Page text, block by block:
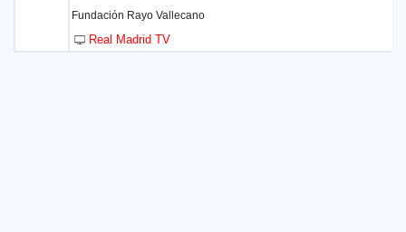
Fundación Rayo Vallecano
Real Madrid TV